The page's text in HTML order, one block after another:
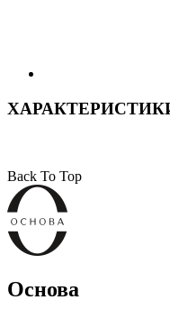
Back To Top
Основа